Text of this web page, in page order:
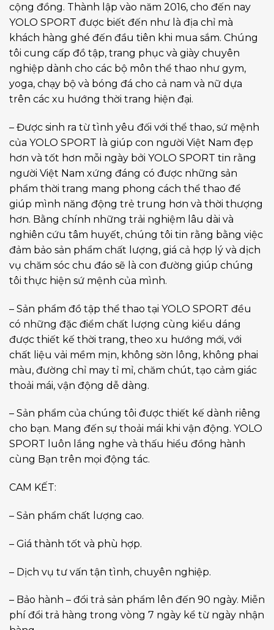
cộng đồng. Thành lập vào năm 2016, cho đến nay
YOLO SPORT được biết đến như là địa chỉ mà
khách hàng ghé đến đầu tiên khi mua sắm. Chúng
tôi cung cấp đồ tập, trang phục và giày chuyên
nghiệp dành cho các bộ môn thể thao như gym,
yoga, chạy bộ và bóng đá cho cả nam và nữ dựa
trên các xu hướng thời trang hiện đại.
– Được sinh ra từ tình yêu đối với thể thao, sứ mệnh
của YOLO SPORT là giúp con người Việt Nam đẹp
hơn và tốt hơn mỗi ngày bởi YOLO SPORT tin rằng
người Việt Nam xứng đáng có được những sản
phẩm thời trang mang phong cách thể thao để
giúp mình năng động trẻ trung hơn và thời thượng
hơn. Bằng chính những trải nghiệm lâu dài và
nghiên cứu tâm huyết, chúng tôi tin rằng bằng việc
đảm bảo sản phẩm chất lượng, giá cả hợp lý và dịch
vụ chăm sóc chu đáo sẽ là con đường giúp chúng
tôi thực hiện sứ mệnh của mình.
– Sản phẩm đồ tập thể thao tại YOLO SPORT đều
có những đặc điểm chất lượng cùng kiểu dáng
được thiết kế thời trang, theo xu hướng mới, với
chất liệu vải mềm mịn, không sờn lông, không phai
màu, đường chỉ may tỉ mỉ, chăm chút, tạo cảm giác
thoải mái, vận động dễ dàng.
– Sản phẩm của chúng tôi được thiết kế dành riêng
cho bạn. Mang đến sự thoải mái khi vận động. YOLO
SPORT luôn lắng nghe và thấu hiểu đồng hành
cùng Bạn trên mọi động tác.
CAM KẾT:
– Sản phẩm chất lượng cao.
– Giá thành tốt và phù hợp.
– Dịch vụ tư vấn tận tình, chuyên nghiệp.
– Bảo hành – đổi trả sản phẩm lên đến 90 ngày. Miễn
phí đổi trả hàng trong vòng 7 ngày kể từ ngày nhận